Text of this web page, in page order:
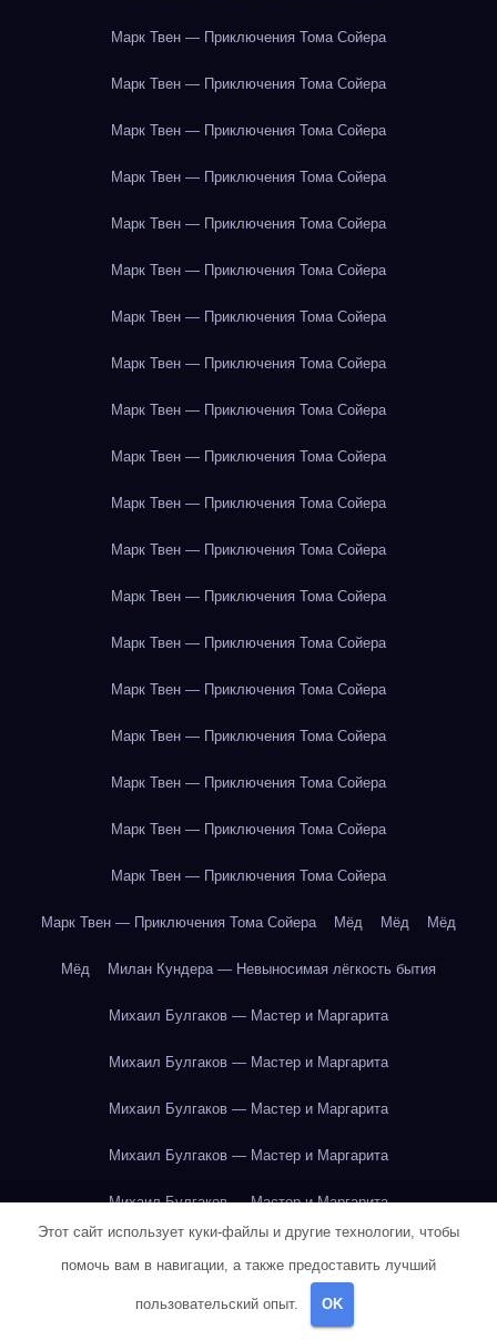
Марк Твен — Приключения Тома Сойера
Марк Твен — Приключения Тома Сойера
Марк Твен — Приключения Тома Сойера
Марк Твен — Приключения Тома Сойера
Марк Твен — Приключения Тома Сойера
Марк Твен — Приключения Тома Сойера
Марк Твен — Приключения Тома Сойера
Марк Твен — Приключения Тома Сойера
Марк Твен — Приключения Тома Сойера
Марк Твен — Приключения Тома Сойера
Марк Твен — Приключения Тома Сойера
Марк Твен — Приключения Тома Сойера
Марк Твен — Приключения Тома Сойера
Марк Твен — Приключения Тома Сойера
Марк Твен — Приключения Тома Сойера
Марк Твен — Приключения Тома Сойера
Марк Твен — Приключения Тома Сойера
Марк Твен — Приключения Тома Сойера
Марк Твен — Приключения Тома Сойера
Марк Твен — Приключения Тома Сойера Мёд Мёд Мёд
Мёд Милан Кундера — Невыносимая лёгкость бытия
Михаил Булгаков — Мастер и Маргарита
Михаил Булгаков — Мастер и Маргарита
Михаил Булгаков — Мастер и Маргарита
Михаил Булгаков — Мастер и Маргарита
Михаил Булгаков — Мастер и Маргарита
Михаил Булгаков — Мастер и Маргарита
Этот сайт использует куки-файлы и другие технологии, чтобы
помочь вам в навигации, а также предоставить лучший
пользовательский опыт. OK